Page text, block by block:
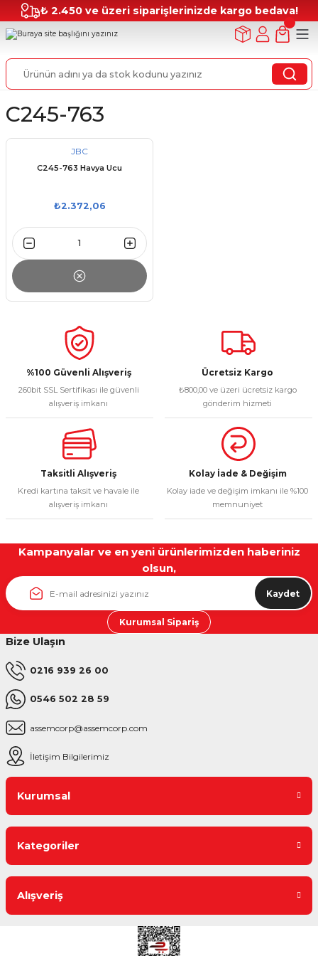
₺ 2.450 ve üzeri siparişlerinizde kargo bedava!
C245-763
JBC
C245-763 Havya Ucu
₺2.372,06
%100 Güvenli Alışveriş
260bit SSL Sertifikası ile güvenli
alışveriş imkanı
Ücretsiz Kargo
₺800,00 ve üzeri ücretsiz kargo
gönderim hizmeti
Taksitli Alışveriş
Kredi kartına taksit ve havale ile
alışveriş imkanı
Kolay İade & Değişim
Kolay iade ve değişim imkanı ile %100
memnuniyet
Kampanyalar ve en yeni ürünlerimizden haberiniz
olsun,
Kaydet
Kurumsal Sipariş
Bize Ulaşın
0216 939 26 00
0546 502 28 59
assemcorp@assemcorp.com
İletişim Bilgilerimiz
Kurumsal
Kategoriler
Alışveriş